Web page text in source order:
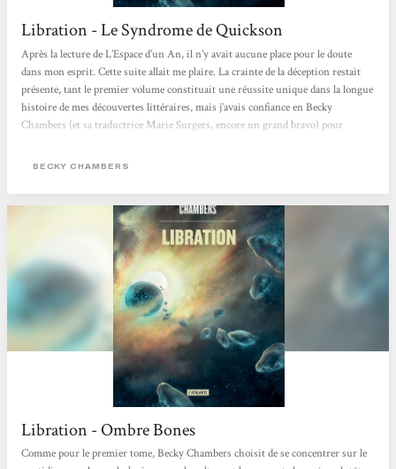
Libration - Le Syndrome de Quickson
Après la lecture de L’Espace d’un An, il n’y avait aucune place pour le doute
dans mon esprit. Cette suite allait me plaire. La crainte de la déception restait
présente, tant le premier volume constituait une réussite unique dans la longue
histoire de mes découvertes littéraires, mais j’avais confiance en Becky
Chambers (et sa traductrice Marie Surgers, encore un grand bravo) pour
conforté dans mon opinion en seulement quelques pages. Je ne m’attarderai pas
BECKY CHAMBERS
Libration - Ombre Bones
Comme pour le premier tome, Becky Chambers choisit de se concentrer sur le